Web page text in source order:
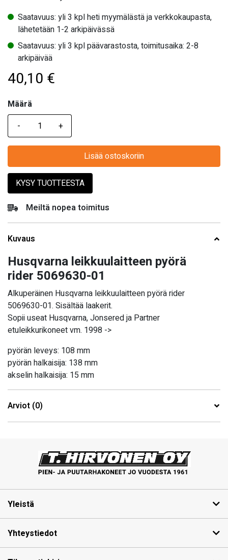
Saatavuus: yli 3 kpl heti myymälästä ja verkkokaupasta,
lähetetään 1-2 arkipäivässä
Saatavuus: yli 3 kpl päävarastosta, toimitusaika: 2-8
arkipäivää
40,10 €
Määrä
Määrä
Lisää ostoskoriin
KYSY TUOTTEESTA
Meiltä nopea toimitus
Kuvaus
Husqvarna leikkuulaitteen pyörä
rider 5069630-01
Alkuperäinen Husqvarna leikkuulaitteen pyörä rider
5069630-01. Sisältää laakerit.
Sopii useat Husqvarna, Jonsered ja Partner
etuleikkurikoneet vm. 1998 ->
pyörän leveys: 108 mm
pyörän halkaisija: 138 mm
akselin halkaisija: 15 mm
Arviot (0)
Yleistä
Yhteystiedot